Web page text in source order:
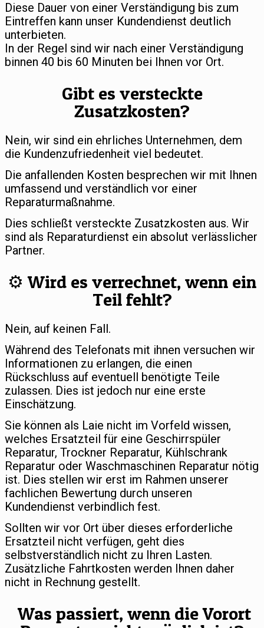
Diese Dauer von einer Verständigung bis zum
Eintreffen kann unser Kundendienst deutlich
unterbieten.
In der Regel sind wir nach einer Verständigung
binnen 40 bis 60 Minuten bei Ihnen vor Ort.
Gibt es versteckte
Zusatzkosten?
Nein, wir sind ein ehrliches Unternehmen, dem
die Kundenzufriedenheit viel bedeutet.
Die anfallenden Kosten besprechen wir mit Ihnen
umfassend und verständlich vor einer
Reparaturmaßnahme.
Dies schließt versteckte Zusatzkosten aus. Wir
sind als Reparaturdienst ein absolut verlässlicher
Partner.
⚙️ Wird es verrechnet, wenn ein
Teil fehlt?
Nein, auf keinen Fall.
Während des Telefonats mit ihnen versuchen wir
Informationen zu erlangen, die einen
Rückschluss auf eventuell benötigte Teile
zulassen. Dies ist jedoch nur eine erste
Einschätzung.
Sie können als Laie nicht im Vorfeld wissen,
welches Ersatzteil für eine Geschirrspüler
Reparatur, Trockner Reparatur, Kühlschrank
Reparatur oder Waschmaschinen Reparatur nötig
ist. Dies stellen wir erst im Rahmen unserer
fachlichen Bewertung durch unseren
Kundendienst verbindlich fest.
Sollten wir vor Ort über dieses erforderliche
Ersatzteil nicht verfügen, geht dies
selbstverständlich nicht zu Ihren Lasten.
Zusätzliche Fahrtkosten werden Ihnen daher
nicht in Rechnung gestellt.
Was passiert, wenn die Vorort